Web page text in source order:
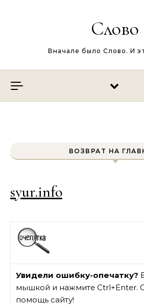
Слово
Вначале было Слово. И
ВОЗВРАТ НА
syur.info
Увидели ошибку-опечатку?
мышкой и нажмите Ctrl+Enter.
помощь сайту!